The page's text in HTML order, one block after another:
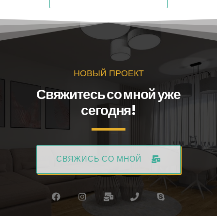
НОВЫЙ ПРОЕКТ
Свяжитесь со мной уже
сегодня!
СВЯЖИСЬ СО МНОЙ